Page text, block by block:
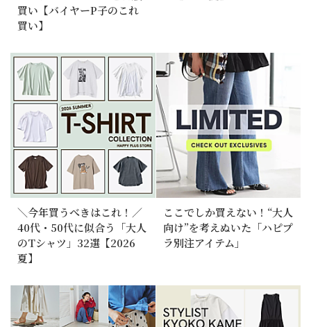
買い【バイヤーP子のこれ
買い】
＼今年買うべきはこれ！／
40代・50代に似合う「大人
のTシャツ」32選【2026
夏】
ここでしか買えない！“大人
向け”を考えぬいた「ハピプ
ラ別注アイテム」